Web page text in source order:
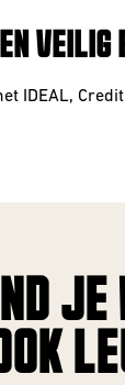
VEILIG
IDEAL,
JE